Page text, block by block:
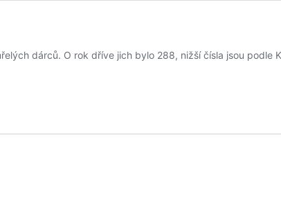
dárců. O rok dříve jich bylo 288, nižší čísla jsou podle